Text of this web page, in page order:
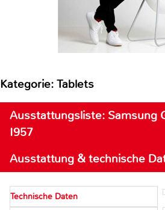
Kategorie: Tablets
Ausstattungsliste: Samsung
I957
Ausstattung & technische
Technische Daten